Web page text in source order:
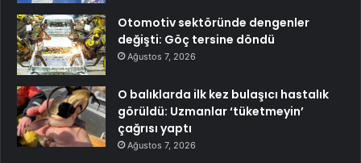
Otomotiv sektöründe dengenler
değişti: Göç tersine döndü
Ağustos 7, 2026
O balıklarda ilk kez bulaşıcı hastalık
görüldü: Uzmanlar ‘tüketmeyin’
çağrısı yaptı
Ağustos 7, 2026